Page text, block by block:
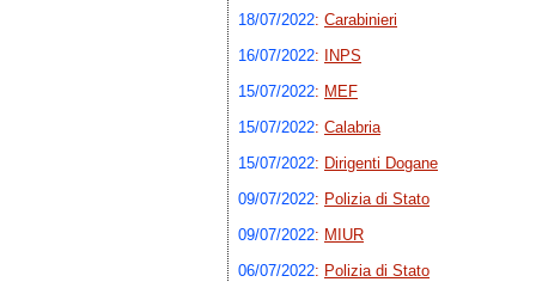
18/07/2022: Carabinieri
16/07/2022:
INPS
15/07/2022: MEF
15/07/2022: Calabria
15/07/2022: Dirigenti Dogane
09/07/2022: Polizia di Stato
09/07/2022: MIUR
06/07/2022: Polizia di Stato